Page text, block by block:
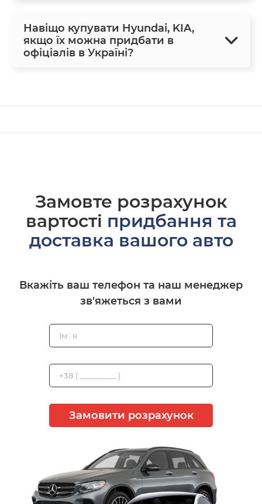
Навіщо купувати Hyundai, KIA,
якщо їх можна придбати в
офіціалів в Україні?
Замовте розрахунок
вартості придбання та
доставка вашого авто
Вкажіть ваш телефон та наш менеджер
зв'яжеться з вами
Замовити розрахунок